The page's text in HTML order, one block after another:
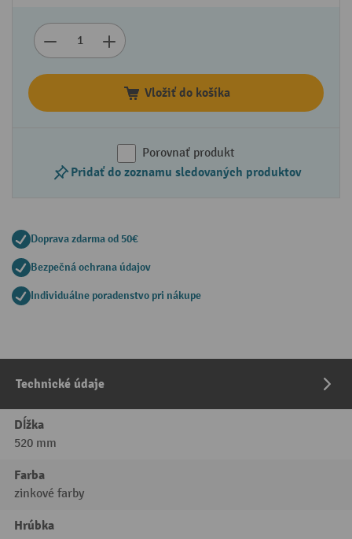
Vložiť do košíka
Porovnať produkt
Pridať do zoznamu sledovaných produktov
Doprava zdarma od 50€
Bezpečná ochrana údajov
Individuálne poradenstvo pri nákupe
Technické údaje
Dĺžka
520 mm
Farba
zinkové farby
Hrúbka